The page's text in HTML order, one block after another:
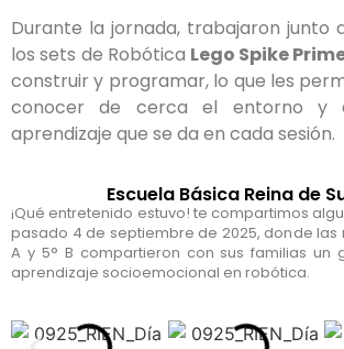
Durante la jornada, trabajaron junto
los sets de Robótica Lego Spike
construir y programar, lo que les
conocer de cerca el entorno y
aprendizaje que se da en cada sesión.
Escuela Básica Reina de
¡Qué entretenido estuvo! te compartimos
pasado 4 de septiembre de 2025, donde las
A y 5° B compartieron con sus familias un
aprendizaje socioemocional en robótica.